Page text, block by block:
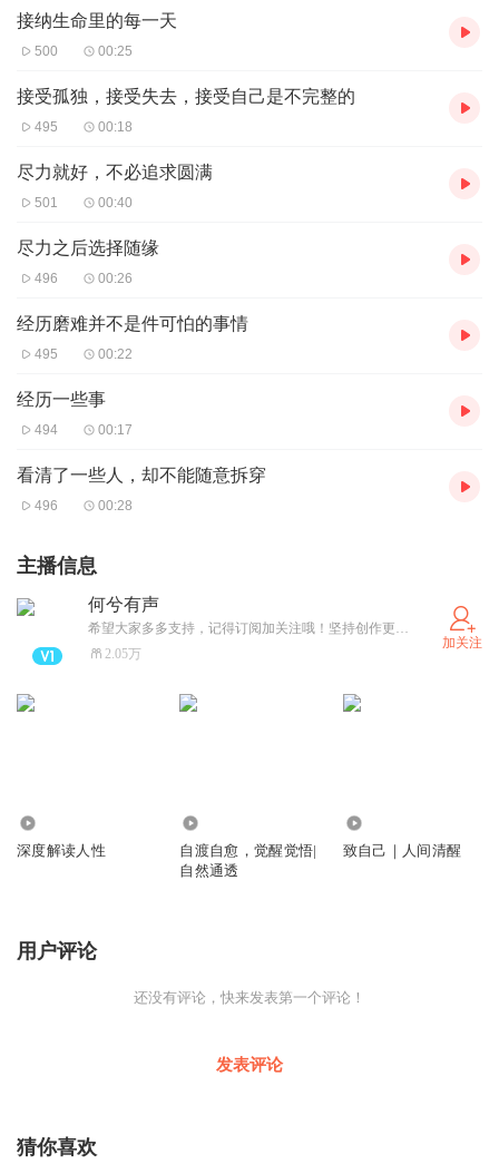
接纳生命里的每一天
500 00:25
接受孤独，接受失去，接受自己是不完整的
495 00:18
尽力就好，不必追求圆满
501 00:40
尽力之后选择随缘
496 00:26
经历磨难并不是件可怕的事情
495 00:22
经历一些事
494 00:17
看清了一些人，却不能随意拆穿
496 00:28
主播信息
何兮有声
希望大家多多支持，记得订阅加关注哦！坚持创作更好的作品，呈现给大家！
2.05万
加关注
深度解读人性
自渡自愈，觉醒觉悟|
自然通透
致自己｜人间清醒
用户评论
还没有评论，快来发表第一个评论！
发表评论
猜你喜欢